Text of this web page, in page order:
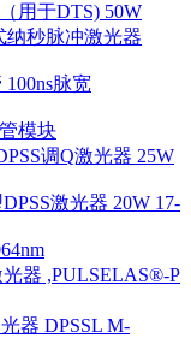
用于DTS) 50W
纳秒脉冲激光器
脉宽
模块
调Q激光器 25W
激光器 20W 17-
器 ,PULSELAS®-P
器 DPSSL M-